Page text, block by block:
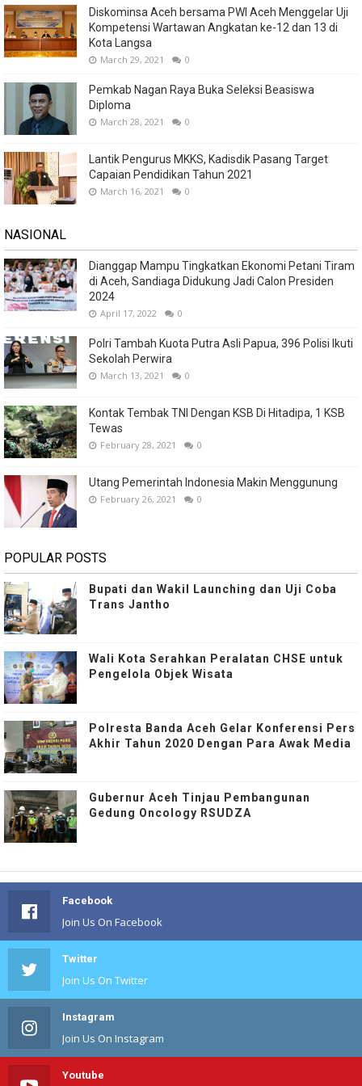
Diskominsa Aceh bersama PWI Aceh Menggelar Uji
Kompetensi Wartawan Angkatan ke-12 dan 13 di
Kota Langsa
March 29, 2021 0
Pemkab Nagan Raya Buka Seleksi Beasiswa
Diploma
March 28, 2021 0
Lantik Pengurus MKKS, Kadisdik Pasang Target
Capaian Pendidikan Tahun 2021
March 16, 2021 0
NASIONAL
Dianggap Mampu Tingkatkan Ekonomi Petani Tiram
di Aceh, Sandiaga Didukung Jadi Calon Presiden
2024
April 17, 2022 0
Polri Tambah Kuota Putra Asli Papua, 396 Polisi Ikuti
Sekolah Perwira
March 13, 2021 0
Kontak Tembak TNI Dengan KSB Di Hitadipa, 1 KSB
Tewas
February 28, 2021 0
Utang Pemerintah Indonesia Makin Menggunung
February 26, 2021 0
POPULAR POSTS
Bupati dan Wakil Launching dan Uji Coba
Trans Jantho
Wali Kota Serahkan Peralatan CHSE untuk
Pengelola Objek Wisata
Polresta Banda Aceh Gelar Konferensi Pers
Akhir Tahun 2020 Dengan Para Awak Media
Gubernur Aceh Tinjau Pembangunan
Gedung Oncology RSUDZA
Facebook
Join Us On Facebook
Twitter
Join Us On Twitter
Instagram
Join Us On Instagram
Youtube